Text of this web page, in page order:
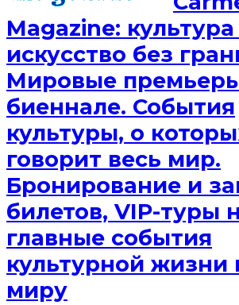
Magazine:
искусство без
Мировые
биеннале. События
культуры, о
говорит весь мир.
Бронирование и
билетов, VIP-туры
главные события
культурной жизни
миру